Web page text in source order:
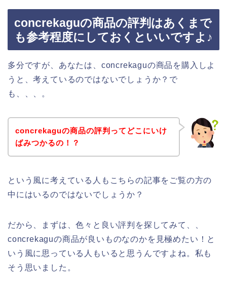
concrekaguの商品の評判はあくまで
も参考程度にしておくといいですよ♪
多分ですが、あなたは、concrekaguの商品を購入しよ
うと、考えているのではないでしょうか？で
も、、、。
concrekaguの商品の評判ってどこにいけ
ばみつかるの！？
という風に考えている人もこちらの記事をご覧の方の
中にはいるのではないでしょうか？
だから、まずは、色々と良い評判を探してみて、、
concrekaguの商品が良いものなのかを見極めたい！と
いう風に思っている人もいると思うんですよね。私も
そう思いました。